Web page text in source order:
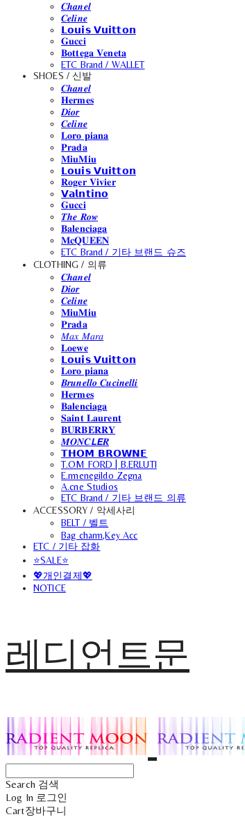
𝑪𝒉𝒂𝒏𝒆𝒍
𝑪𝒆𝒍𝒊𝒏𝒆
𝗟𝗼𝘂𝗶𝘀 𝗩𝘂𝗶𝘁𝘁𝗼𝗻
𝐆𝐮𝐜𝐜𝐢
𝐁𝐨𝐭𝐭𝐞𝐠𝐚 𝐕𝐞𝐧𝐞𝐭𝐚
ETC Brand / WALLET
SHOES / 신발
𝑪𝒉𝒂𝒏𝒆𝒍
𝐇𝐞𝐫𝐦𝐞𝐬
𝑫𝒊𝒐𝒓
𝑪𝒆𝒍𝒊𝒏𝒆
𝐋𝐨𝐫𝐨 𝐩𝐢𝐚𝐧𝐚
𝐏𝐫𝐚𝐝𝐚
𝐌𝐢𝐮𝐌𝐢𝐮
𝗟𝗼𝘂𝗶𝘀 𝗩𝘂𝗶𝘁𝘁𝗼𝗻
𝐑𝐨𝐠𝐞𝐫 𝐕𝐢𝐯𝐢𝐞𝐫
𝗩𝗮𝗹𝗻𝘁𝗶𝗻𝗼
𝐆𝐮𝐜𝐜𝐢
𝑻𝒉𝒆 𝑹𝒐𝒘
𝐁𝐚𝐥𝐞𝐧𝐜𝐢𝐚𝐠𝐚
𝐌𝐜𝐐𝐔𝐄𝐄𝐍
ETC Brand / 기타 브랜드 슈즈
CLOTHING / 의류
𝑪𝒉𝒂𝒏𝒆𝒍
𝑫𝒊𝒐𝒓
𝑪𝒆𝒍𝒊𝒏𝒆
𝐌𝐢𝐮𝐌𝐢𝐮
𝐏𝐫𝐚𝐝𝐚
𝑀𝑎𝑥 𝑀𝑎𝑟𝑎
𝐋𝐨𝐞𝐰𝐞
𝗟𝗼𝘂𝗶𝘀 𝗩𝘂𝗶𝘁𝘁𝗼𝗻
𝐋𝐨𝐫𝐨 𝐩𝐢𝐚𝐧𝐚
𝑩𝒓𝒖𝒏𝒆𝒍𝒍𝒐 𝑪𝒖𝒄𝒊𝒏𝒆𝒍𝒍𝒊
𝐇𝐞𝐫𝐦𝐞𝐬
𝐁𝐚𝐥𝐞𝐧𝐜𝐢𝐚𝐠𝐚
𝐒𝐚𝐢𝐧𝐭 𝐋𝐚𝐮𝐫𝐞𝐧𝐭
𝐁𝐔𝐑𝐁𝐄𝐑𝐑𝐘
𝑴𝑶𝑵𝑪𝙇𝙀𝑹
𝗧𝗛𝗢𝗠 𝗕𝗥𝗢𝗪𝗡𝗘
T.OM FORD | B.ERLUTI
E.rmenegildo Zegna
A.cne Studios
ETC Brand / 기타 브랜드 의류
ACCESSORY / 악세사리
BELT / 벨트
Bag charm,Key Acc
ETC / 기타 잡화
⭐SALE⭐
💖개인결제💖
NOTICE
레디언트문
Search 검색
Log In 로그인
Cart장바구니